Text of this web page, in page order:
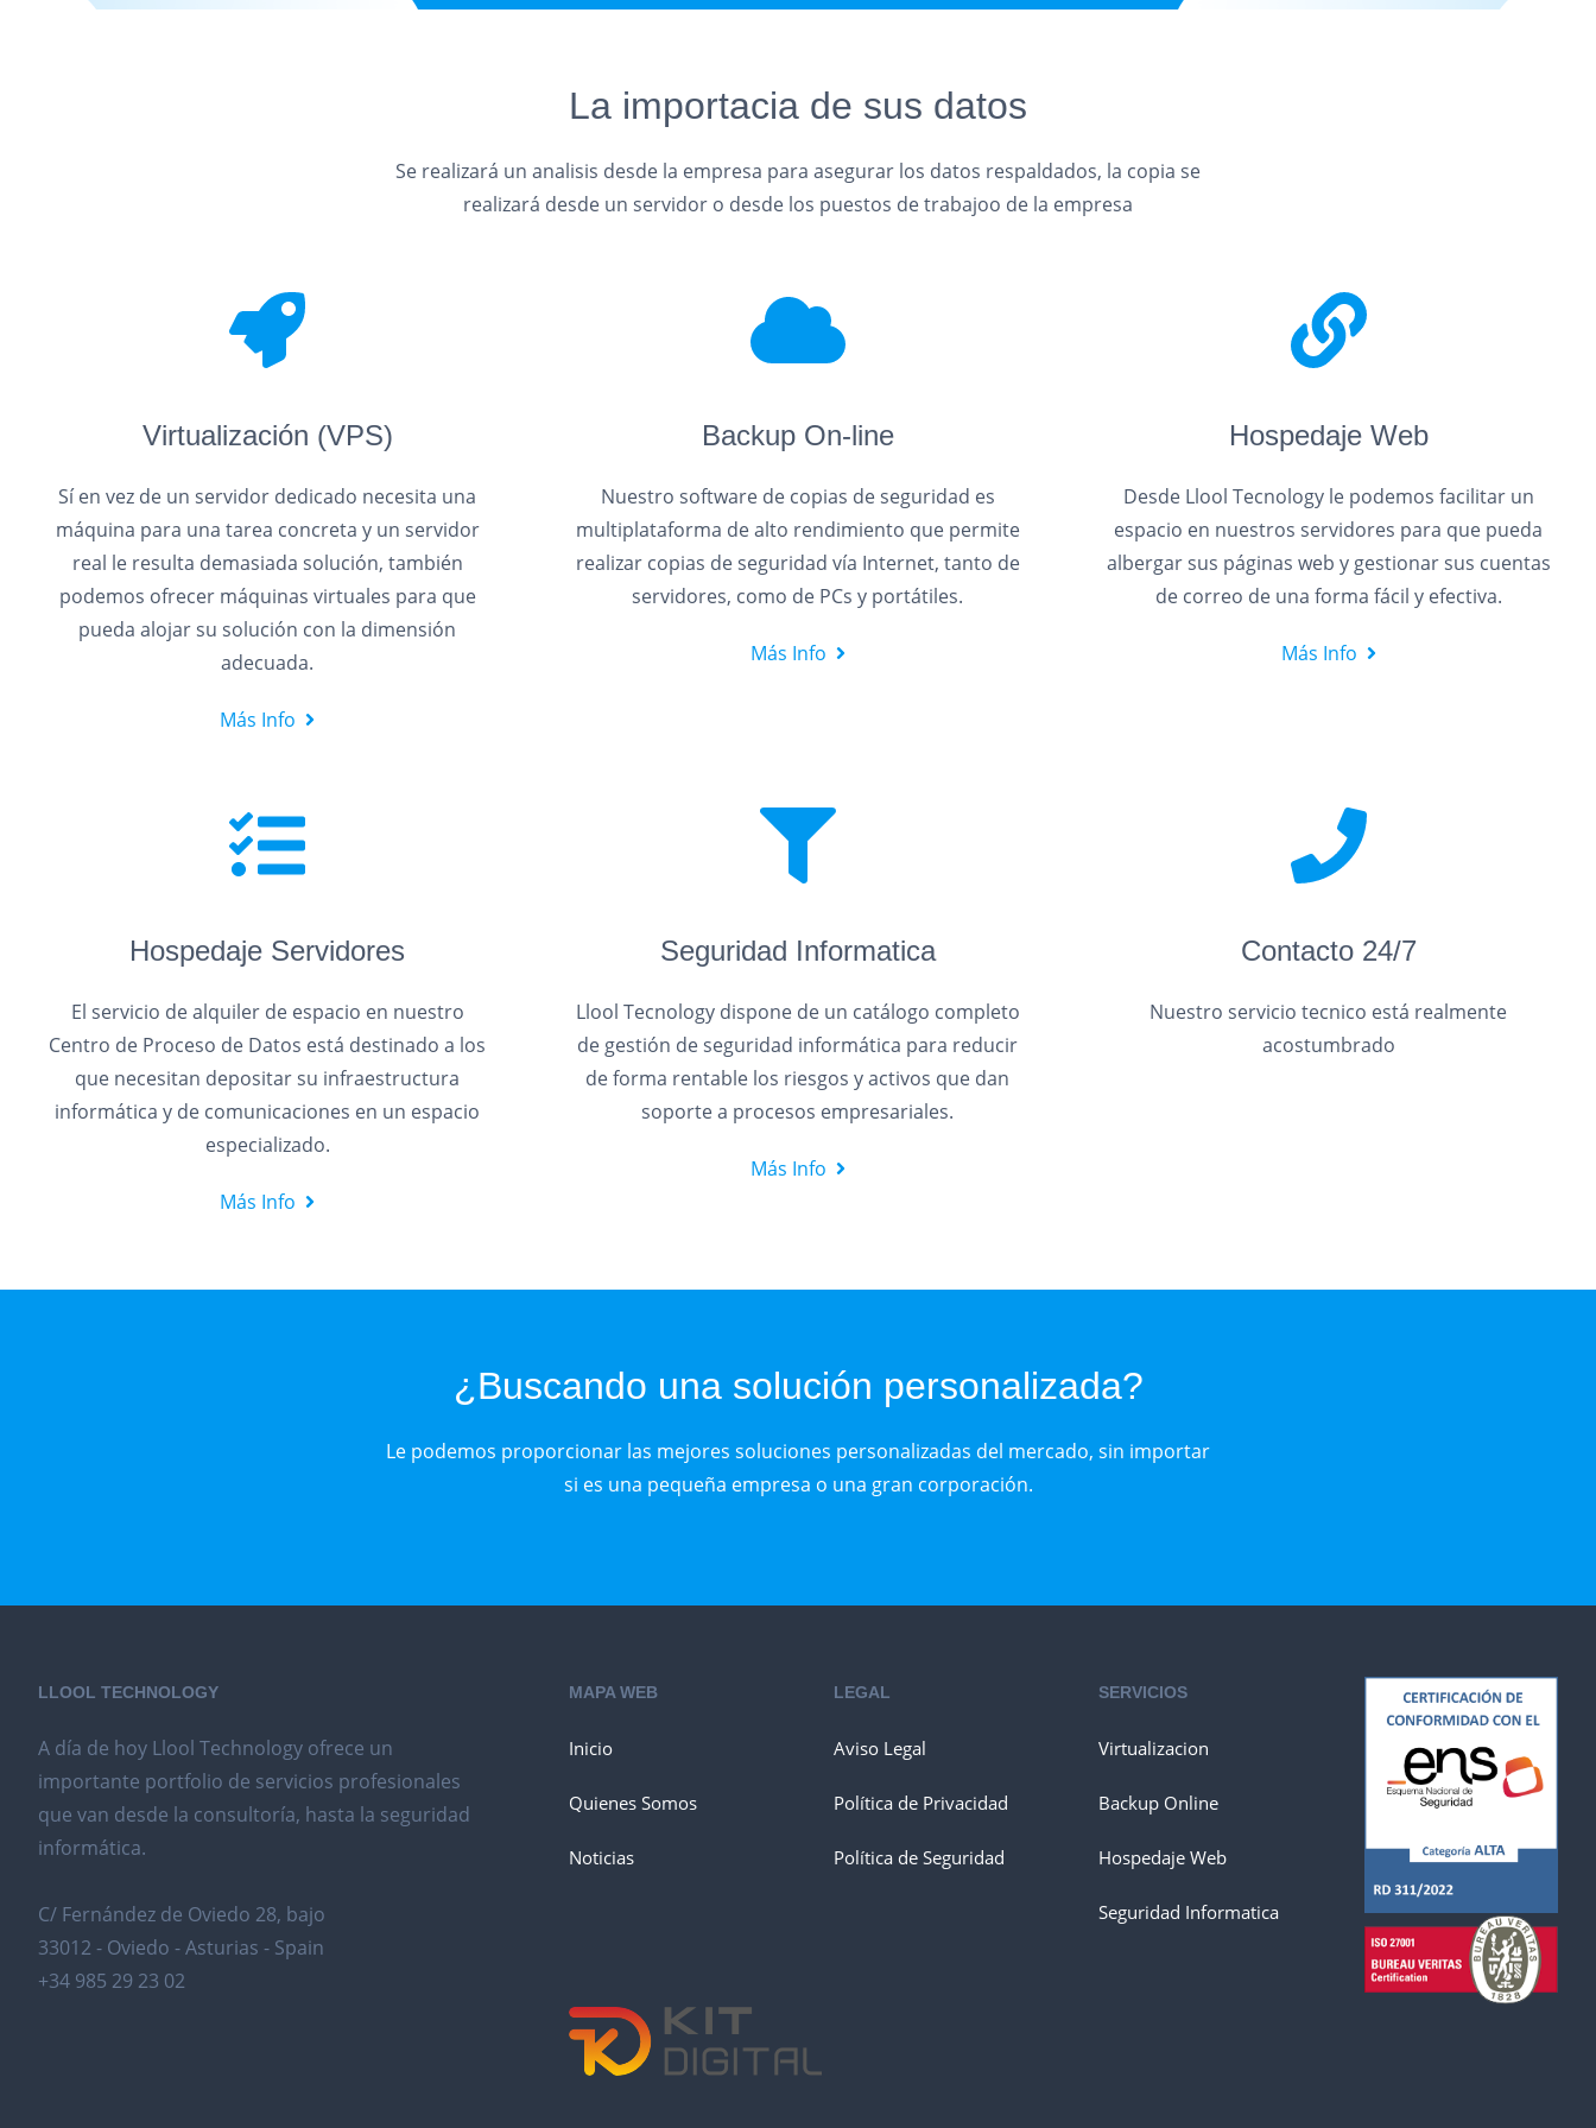
La importacia de sus datos
Se realizará un analisis desde la empresa para asegurar los datos respaldados, la copia se
realizará desde un servidor o desde los puestos de trabajoo de la empresa
Virtualización (VPS)
Sí en vez de un servidor dedicado necesita una
máquina para una tarea concreta y un servidor
real le resulta demasiada solución, también
podemos ofrecer máquinas virtuales para que
pueda alojar su solución con la dimensión
adecuada.
Más Info
Backup On-line
Nuestro software de copias de seguridad es
multiplataforma de alto rendimiento que permite
realizar copias de seguridad vía Internet, tanto de
servidores, como de PCs y portátiles.
Más Info
Hospedaje Web
Desde Llool Tecnology le podemos facilitar un
espacio en nuestros servidores para que pueda
albergar sus páginas web y gestionar sus cuentas
de correo de una forma fácil y efectiva.
Más Info
Hospedaje Servidores
El servicio de alquiler de espacio en nuestro
Centro de Proceso de Datos está destinado a los
que necesitan depositar su infraestructura
informática y de comunicaciones en un espacio
especializado.
Más Info
Seguridad Informatica
Llool Tecnology dispone de un catálogo completo
de gestión de seguridad informática para reducir
de forma rentable los riesgos y activos que dan
soporte a procesos empresariales.
Más Info
Contacto 24/7
Nuestro servicio tecnico está realmente
acostumbrado
¿Buscando una solución personalizada?
Le podemos proporcionar las mejores soluciones personalizadas del mercado, sin importar
si es una pequeña empresa o una gran corporación.
LLOOL TECHNOLOGY
A día de hoy Llool Technology ofrece un
importante portfolio de servicios profesionales
que van desde la consultoría, hasta la seguridad
informática.
C/ Fernández de Oviedo 28, bajo
33012 - Oviedo - Asturias - Spain
+34 985 29 23 02
MAPA WEB
Inicio
Quienes Somos
Noticias
LEGAL
Aviso Legal
Política de Privacidad
Política de Seguridad
SERVICIOS
Virtualizacion
Backup Online
Hospedaje Web
Seguridad Informatica